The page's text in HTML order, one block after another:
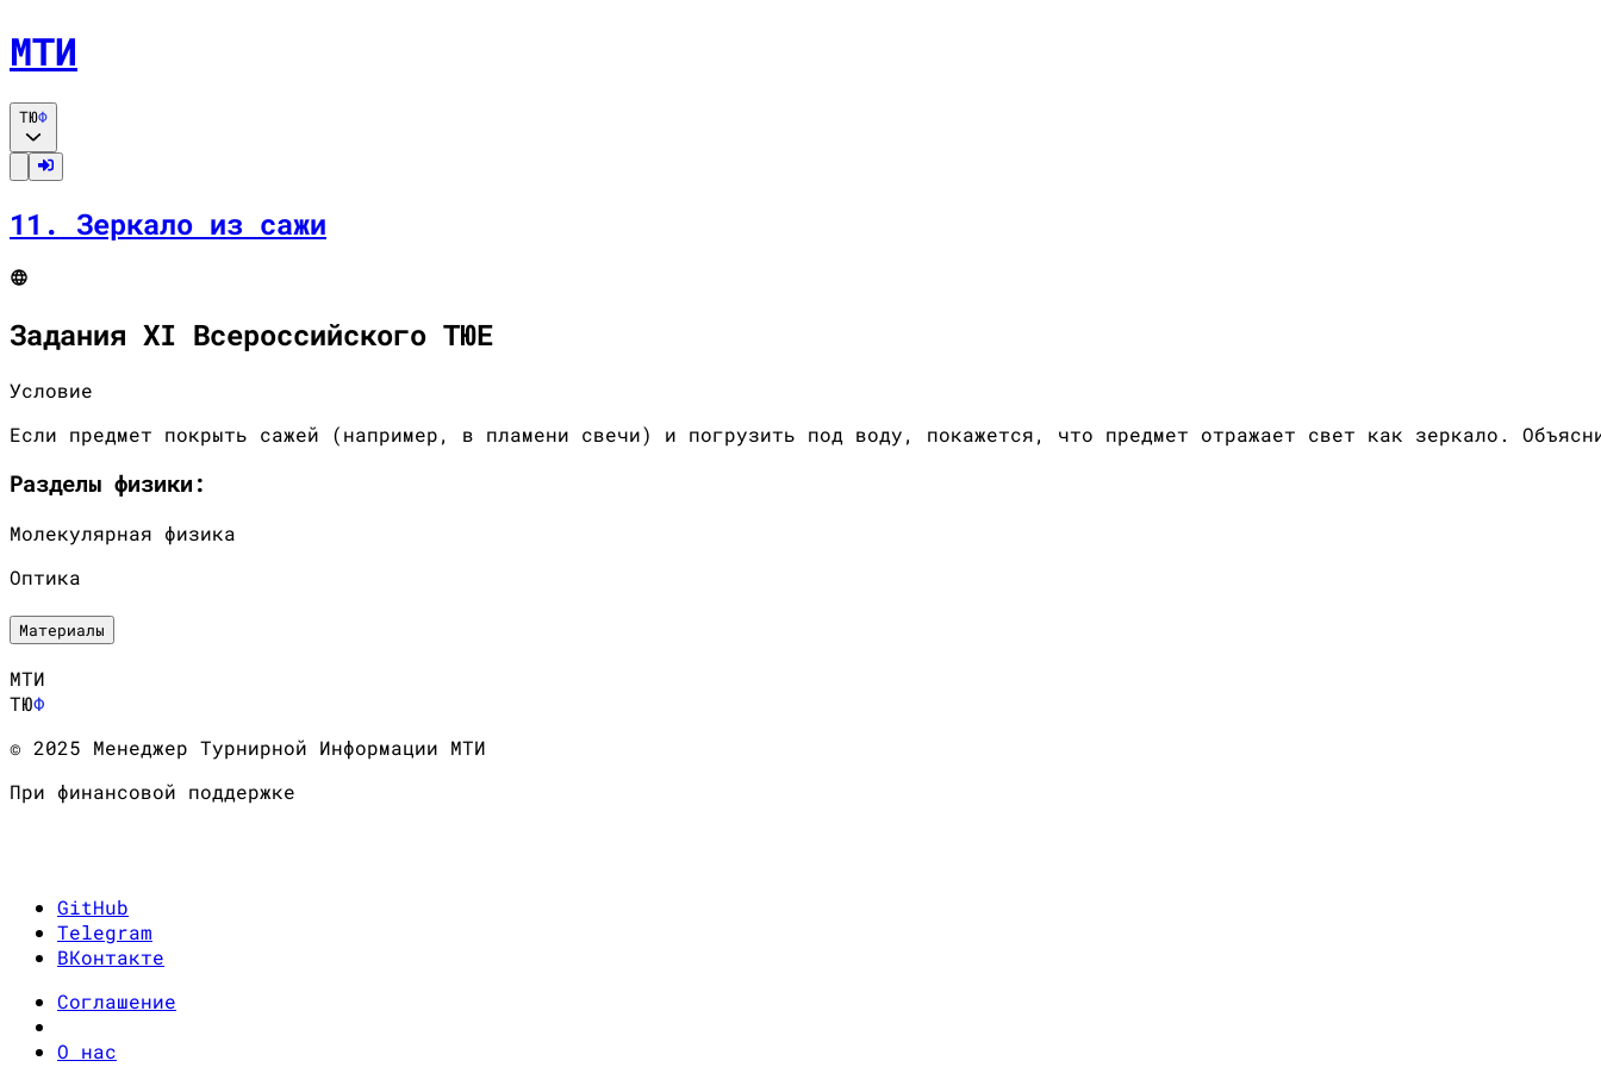
МТИ
ТЮФ
11 . Зеркало из сажи
Задания XI Всероссийского ТЮЕ
Условие
Если предмет покрыть сажей (например, в пламени свечи) и погрузить под воду, покажется, что предмет отражает свет как зеркало.
Разделы физики :
Молекулярная физика
Оптика
Материалы
МТИ
ТЮФ
© 2025 Менеджер Турнирной Информации МТИ
При финансовой поддержке
GitHub
Telegram
ВКонтакте
Соглашение
О нас